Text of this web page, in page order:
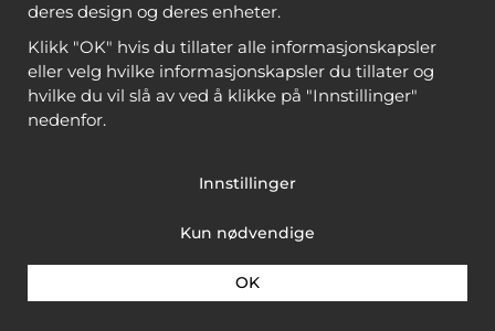
deres design og deres enheter.
Klikk "OK" hvis du tillater alle informasjonskapsler
eller velg hvilke informasjonskapsler du tillater og
hvilke du vil slå av ved å klikke på "Innstillinger"
nedenfor.
Innstillinger
Kun nødvendige
OK